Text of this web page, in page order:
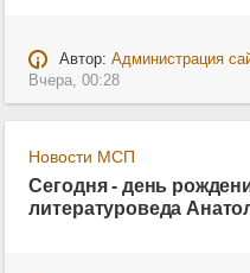
Автор: Администрация
Вчера, 00:28
Новости МСП
Сегодня - день
литературоведа